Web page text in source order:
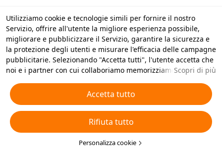
Utilizziamo cookie e tecnologie simili per fornire il nostro
Servizio, offrire all'utente la migliore esperienza possibile,
migliorare e pubblicizzare il Servizio, garantire la sicurezza e
la protezione degli utenti e misurare l'efficacia delle campagne
pubblicitarie. Selezionando "Accetta tutti", l'utente accetta che
noi e i partner con cui collaboriamo memorizziamo cookie e
pubblicitari. L'utente può anche selezionare "Rifiuta tutti" per i
cookie non essenziali, oppure scegliere quali tipi di cookie
accettare o disattivare cliccando su "Personalizza cookie" qui
sotto o in qualsiasi momento nelle impostazioni sulla privacy.
Per ulteriori informazioni, visualizza la nostraInformativa sui
Cookie e sulle Tecnologie Simili.
Scopri di più
Accetta tutto
Rifiuta tutto
Personalizza cookie